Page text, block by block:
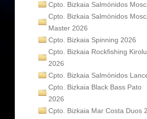
Cpto. Bizkaia Salmónidos
Cpto. Bizkaia Salmónidos
Master 2026
Cpto. Bizkaia Spinning 2026
Cpto. Bizkaia Rockfishing
2026
Cpto. Bizkaia Salmónidos
Cpto. Bizkaia Black Bass Pato
2026
Cpto. Bizkaia Mar Costa Duos